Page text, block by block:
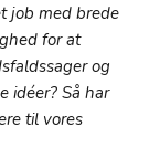
job med brede
for at
og
idéer? Så har
til vores